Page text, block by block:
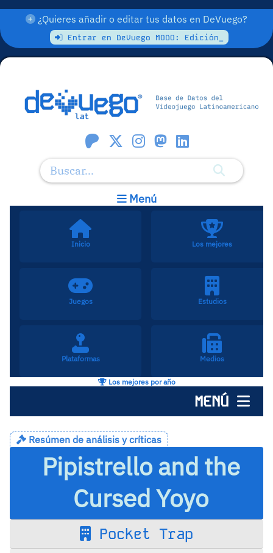
¿Quieres añadir o editar tus datos en DeVuego?
Entrar en DeVuego MODO: Edición_
Menú
Inicio Los mejores
Juegos Estudios
Plataformas Medios
Los mejores por año
MENÚ
Resúmen de análisis y críticas
Pipistrello and the
Cursed Yoyo
Pocket Trap